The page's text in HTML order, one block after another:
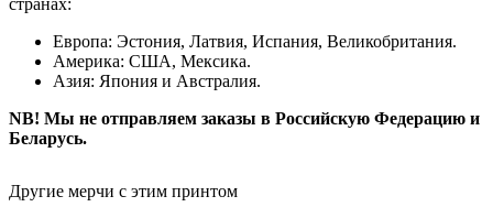
Европа: Эстония, Латвия, Испания, Великобритания.
Америка: США, Мексика.
Азия: Япония и Австралия.
NB! Мы не отправляем заказы в Российскую Федерацию и
Беларусь.
Другие мерчи с этим принтом